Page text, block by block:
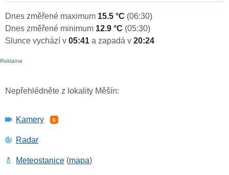
Dnes změřené maximum 15.5 °C (06:30)
Dnes změřené minimum 12.9 °C (05:30)
Slunce vychází v 05:41 a zapadá v 20:24
Nepřehlédněte z lokality Měšín:
Kamery 6
Radar
Meteostanice (mapa)